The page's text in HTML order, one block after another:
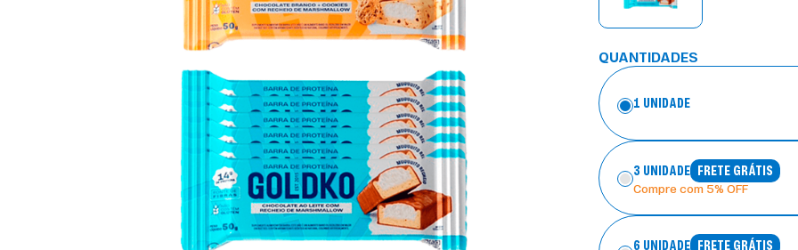
QUANTIDADES
1 UNIDADE
3 UNIDADE FRETE GRÁTIS
Compre com 5% OFF
6 UNIDADE FRETE GRÁTIS